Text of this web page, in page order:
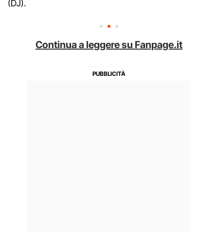
(DJ).
Continua a leggere su Fanpage.it